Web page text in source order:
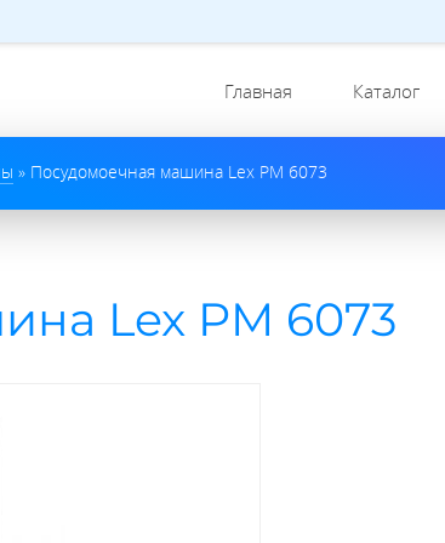
Главная Каталог
» Посудомоечная машина Lex PM 6073
Lex PM 6073